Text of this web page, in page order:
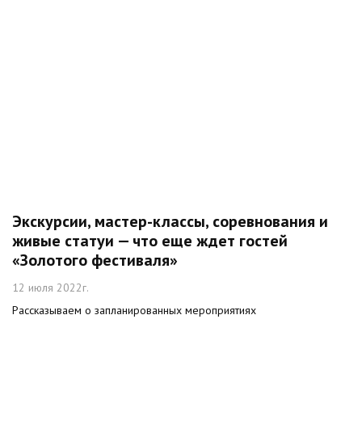
Экскурсии, мастер-классы, соревнования и
живые статуи — что еще ждет гостей
«Золотого фестиваля»
12 июля 2022г.
Рассказываем о запланированных мероприятиях